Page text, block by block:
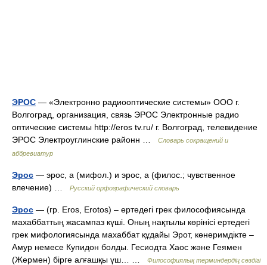
ЭРОС — «Электронно радиооптические системы» ООО г.
Волгоград, организация, связь ЭРОС Электронные радио
оптические системы http://eros tv.ru/​ г. Волгоград, телевидение
ЭРОС Электроуглинские районн …
Словарь сокращений и
аббревиатур
Эрос — эрос, а (мифол.) и эрос, а (филос.; чувственное
влечение) …
Русский орфографический словарь
Эрос — (гр. Еros, Еrotos) – ертедегі грек философиясында
махаббаттың жасампаз күші. Оның нақтылы көрінісі ертедегі
грек мифологиясында махаббат құдайы Эрот, көнеримдікте –
Амур немесе Купидон болды. Гесиодта Хаос және Геямен
(Жермен) бірге алғашқы үш… …
Философиялық терминдердің сөздігі